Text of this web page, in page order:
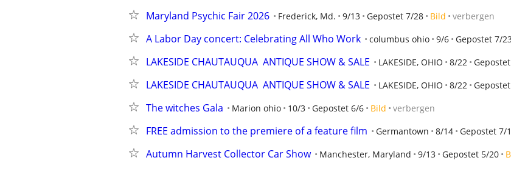
Maryland Psychic Fair 2026 Frederick, Md. 9/13 Gepostet 7/28 Bild verbergen
A Labor Day concert: Celebrating All Who Work columbus ohio 9/6 Gepostet 7/
LAKESIDE CHAUTAUQUA  ANTIQUE SHOW & SALE LAKESIDE, OHIO 8/22
LAKESIDE CHAUTAUQUA  ANTIQUE SHOW & SALE LAKESIDE, OHIO 8/22
The witches Gala Marion ohio 10/3 Gepostet 6/6 Bild verbergen
FREE admission to the premiere of a feature film Germantown 8/14 Gepostet 7/
Autumn Harvest Collector Car Show Manchester, Maryland 9/13 Gepostet 5/20